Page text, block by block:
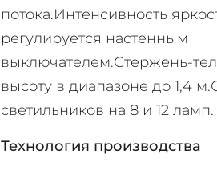
потока.Интенсивность
регулируется настенным
выключателем.Стержень-
высоту в диапазоне до 1,4
светильников на 8 и 12 ламп.
Технология производства